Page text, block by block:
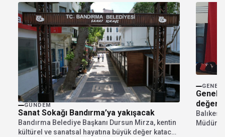
GÜNDEM
Sanat Sokağı Bandırma’ya yakışacak
Bandırma Belediye Başkanı Dursun Mirza, kentin
kültürel ve sanatsal hayatına büyük değer katacak
GENEL
Genel
Müdürü